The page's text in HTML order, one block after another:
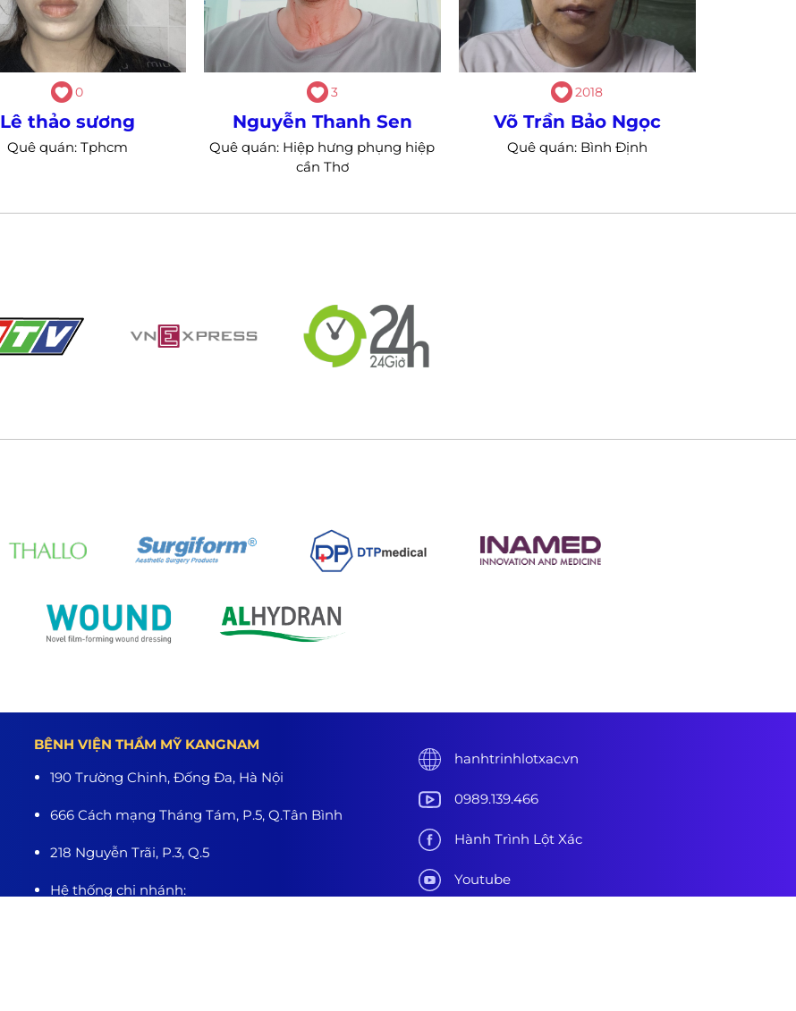
0
Lê thảo sương
Quê quán: Tphcm
3
Nguyễn Thanh Sen
Quê quán: Hiệp hưng phụng hiệp
cần Thơ
2018
Võ Trần Bảo Ngọc
Quê quán: Bình Định
BỆNH VIỆN THẨM MỸ KANGNAM
190 Trường Chinh, Đống Đa, Hà Nội
666 Cách mạng Tháng Tám, P.5, Q.Tân Bình
218 Nguyễn Trãi, P.3, Q.5
Hệ thống chi nhánh:
hanhtrinhlotxac.vn
0989.139.466
Hành Trình Lột Xác
Youtube